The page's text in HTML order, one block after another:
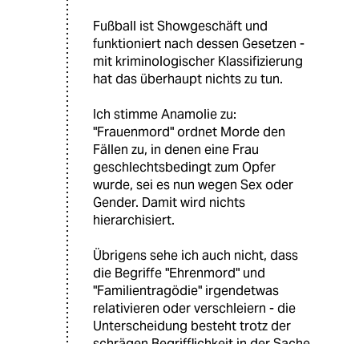
Fußball ist Showgeschäft und
funktioniert nach dessen Gesetzen -
mit kriminologischer Klassifizierung
hat das überhaupt nichts zu tun.
Ich stimme Anamolie zu:
"Frauenmord" ordnet Morde den
Fällen zu, in denen eine Frau
geschlechtsbedingt zum Opfer
wurde, sei es nun wegen Sex oder
Gender. Damit wird nichts
hierarchisiert.
Übrigens sehe ich auch nicht, dass
die Begriffe "Ehrenmord" und
"Familientragödie" irgendetwas
relativieren oder verschleiern - die
Unterscheidung besteht trotz der